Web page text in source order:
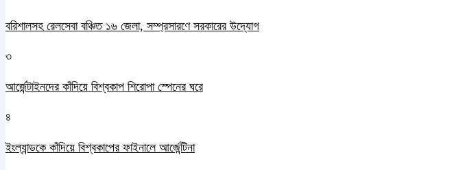
বরিশালসহ রেলসেবা বঞ্চিত ১৬ জেলা, সম্প্রসারণে সরকারের উদ্যোগ
৩
আর্জেন্টাইনদের কাঁদিয়ে বিশ্বকাপ শিরোপা স্পেনের ঘরে
৪
ইংল্যান্ডকে কাঁদিয়ে বিশ্বকাপের ফাইনালে আর্জেন্টিনা